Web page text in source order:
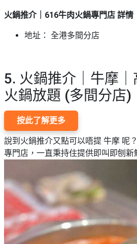
火鍋推介｜616牛肉火鍋專門店 詳情
地址： 全港多間分店
5. 火鍋推介｜牛摩｜
火鍋放題 (多間分店)
按此了解更多
說到火鍋推介又點可以唔提 牛摩 呢
專門店，一直秉持住提供即叫即刨新